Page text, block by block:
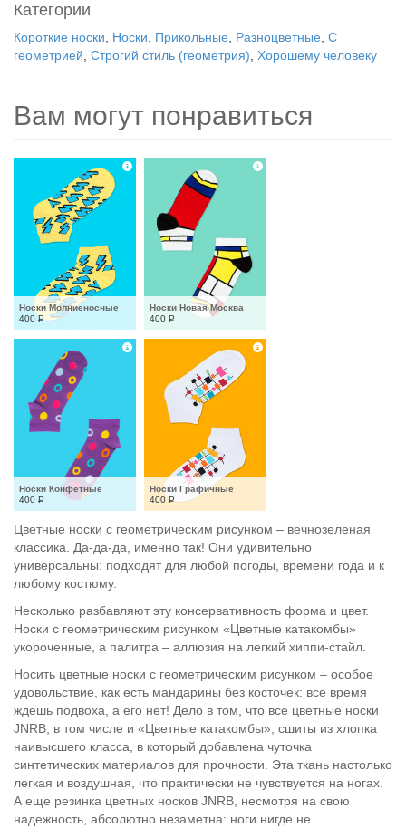
Категории
Короткие носки Носки Прикольные Разноцветные С
геометрией Строгий стиль (геометрия) Хорошему человеку
Вам могут понравиться
Носки Молниеносные
400 Р
Носки Новая Москва
400 Р
Носки Конфетные
400 Р
Носки Графичные
400 Р
Цветные носки с геометрическим рисунком – вечнозеленая
классика. Да-да-да, именно так! Они удивительно
универсальны: подходят для любой погоды, времени года и к
любому костюму.
Несколько разбавляют эту консервативность форма и цвет.
Носки с геометрическим рисунком «Цветные катакомбы»
укороченные, а палитра – аллюзия на легкий хиппи-стайл.
Носить цветные носки с геометрическим рисунком – особое
удовольствие, как есть мандарины без косточек: все время
ждешь подвоха, а его нет! Дело в том, что все цветные носки
JNRB, в том числе и «Цветные катакомбы», сшиты из хлопка
наивысшего класса, в который добавлена чуточка
синтетических материалов для прочности. Эта ткань настолько
легкая и воздушная, что практически не чувствуется на ногах.
А еще резинка цветных носков JNRB, несмотря на свою
надежность, абсолютно незаметна: ноги нигде не